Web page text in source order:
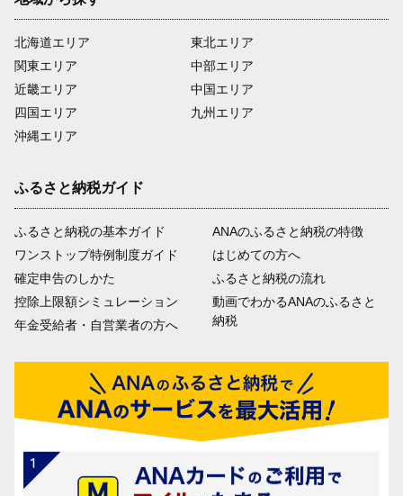
北海道エリア
関東エリア
近畿エリア
四国エリア
沖縄エリア
東北エリア
中部エリア
中国エリア
九州エリア
ふるさと納税ガイド
ふるさと納税の基本ガイド
ワンストップ特例制度ガイド
確定申告のしかた
控除上限額シミュレーション
年金受給者・自営業者の方へ
ANAのふるさと納税の特徴
はじめての方へ
ふるさと納税の流れ
動画でわかるANAのふるさと
納税